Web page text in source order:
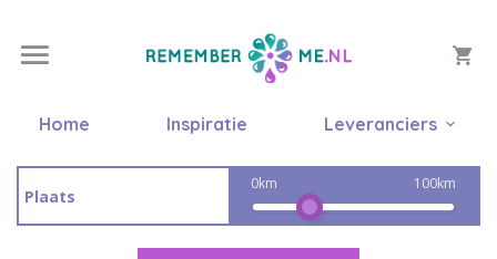
Home Inspiratie Leveranciers
0km 100km